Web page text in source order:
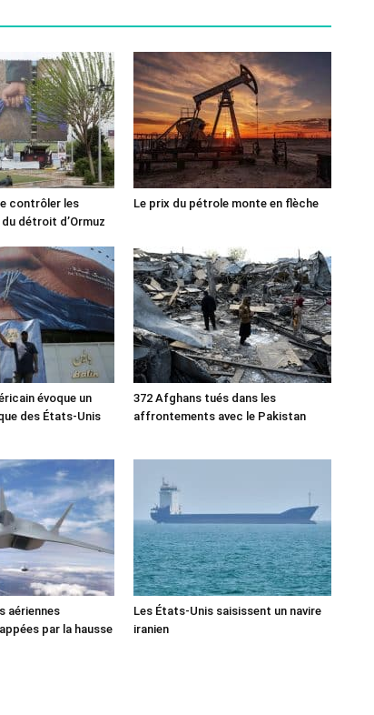
contrôler les
détroit d’Ormuz
Le prix du pétrole monte en flèche
évoque un
des États-Unis
372 Afghans tués dans les
affrontements avec le Pakistan
aériennes
par la hausse
Les États-Unis saisissent un navire
iranien